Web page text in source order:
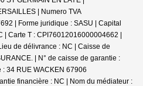
| Numero TVA
| Forme juridique : SASU | Capital
| Carte T : CPI76012016000004662 |
de délivrance : NC | Caisse de
| N° de caisse de garantie :
34 RUE WACKEN 67906
financière : NC | Nom du médiateur :